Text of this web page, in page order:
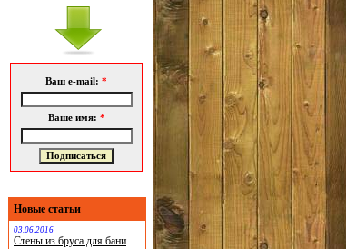
Ваш e-mail: *
Ваше имя: *
Новые статьи
03.06.2016
Стены из бруса для бани